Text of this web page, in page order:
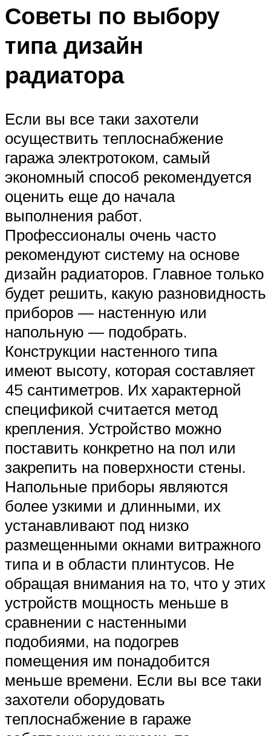
Советы по выбору
типа дизайн
радиатора
Если вы все таки захотели
осуществить теплоснабжение
гаража электротоком, самый
экономный способ рекомендуется
оценить еще до начала
выполнения работ.
Профессионалы очень часто
рекомендуют систему на основе
дизайн радиаторов. Главное только
будет решить, какую разновидность
приборов — настенную или
напольную — подобрать.
Конструкции настенного типа
имеют высоту, которая составляет
45 сантиметров. Их характерной
спецификой считается метод
крепления. Устройство можно
поставить конкретно на пол или
закрепить на поверхности стены.
Напольные приборы являются
более узкими и длинными, их
устанавливают под низко
размещенными окнами витражного
типа и в области плинтусов. Не
обращая внимания на то, что у этих
устройств мощность меньше в
сравнении с настенными
подобиями, на подогрев
помещения им понадобится
меньше времени. Если вы все таки
захотели оборудовать
теплоснабжение в гараже